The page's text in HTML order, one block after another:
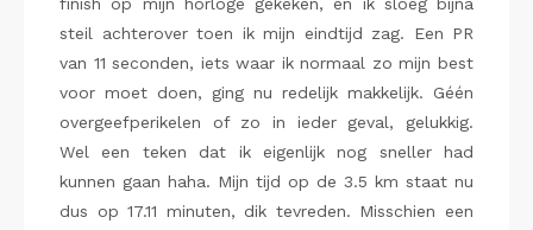
steil achterover toen ik mijn eindtijd zag. Een PR
van 11 seconden, iets waar ik normaal zo mijn best
voor moet doen, ging nu redelijk makkelijk. Géén
overgeefperikelen of zo in ieder geval, gelukkig.
Wel een teken dat ik eigenlijk nog sneller had
kunnen gaan haha. Mijn tijd op de 3.5 km staat nu
dus op 17.11 minuten, dik tevreden. Misschien een